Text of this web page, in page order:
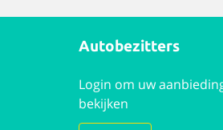
Autobezitters
Login om uw
bekijken